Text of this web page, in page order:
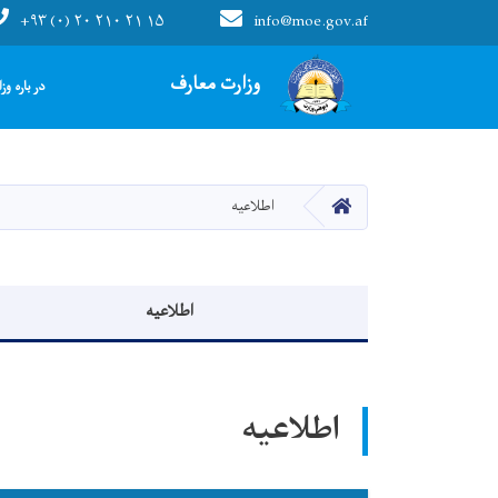
info@moe.gov.af +۹۳ (۰) ۲۰ ۲۱۰ ۲۱ ۱۵
وزارت معارف
Main navigation
در باره
صفحه اصلیاطلاعیه
اطلاعیه
اطلاعیه